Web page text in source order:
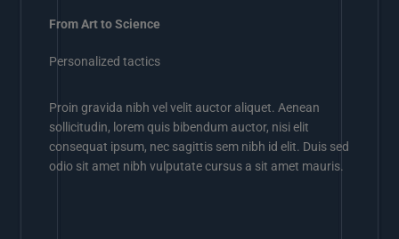
From Art to Science
Personalized tactics
Proin gravida nibh vel velit auctor aliquet. Aenean
sollicitudin, lorem quis bibendum auctor, nisi elit
consequat ipsum, nec sagittis sem nibh id elit. Duis sed
odio sit amet nibh vulputate cursus a sit amet mauris.